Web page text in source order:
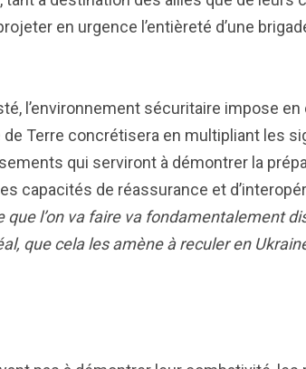
en urgence l’entièreté d’une
l’environnement sécuritaire impose en
de Terre concrétisera en multipliant les
qui serviront à démontrer la
capacités de réassurance et
l’on va faire va fondamentalement
que cela les amène à reculer en